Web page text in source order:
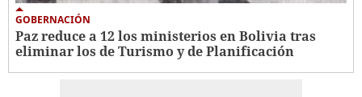
GOBERNACIÓN
Paz reduce a 12 los ministerios en Bolivia tras
eliminar los de Turismo y de Planificación